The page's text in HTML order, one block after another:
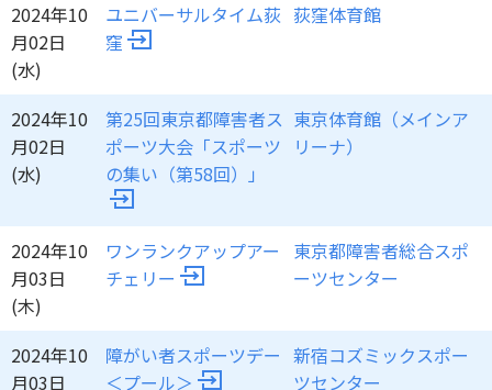
2024年10
月02日
(水)
ユニバーサルタイム荻
窪
荻窪体育館
2024年10
月02日
(水)
第25回東京都障害者ス
ポーツ大会「スポーツ
の集い（第58回）」
東京体育館（メインア
リーナ）
2024年10
月03日
(木)
ワンランクアップアー
チェリー
東京都障害者総合スポ
ーツセンター
2024年10
月03日
障がい者スポーツデー
＜プール＞
新宿コズミックスポー
ツセンター